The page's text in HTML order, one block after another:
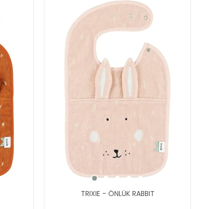
TRIXIE - ÖNLÜK RABBIT